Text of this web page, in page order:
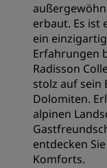
erbaut. Es ist
ein
Erfahrungen
Radisson
stolz auf sein
Dolomiten.
alpinen
entdecken
Komforts.